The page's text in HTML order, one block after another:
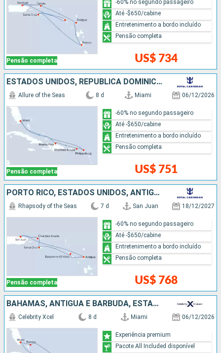
Pensão completa US$ 734
-60% no segundo passageiro
Até -$650/cabine
Entretenimento a bordo incluído
Pensão completa
ESTADOS UNIDOS, REPUBLICA DOMINICANA
Pensão completa
Allure of the Seas 8 d Miami 06/12/2026
US$ 751
-60% no segundo passageiro
Até -$650/cabine
Entretenimento a bordo incluído
Pensão completa
PORTO RICO, ESTADOS UNIDOS, ANTIGUA E BARBUDA
Pensão completa
Rhapsody of the Seas 7 d San Juan 18/12/2027
US$ 768
-60% no segundo passageiro
Até -$650/cabine
Entretenimento a bordo incluído
Pensão completa
BAHAMAS, ANTIGUA E BARBUDA, ESTADOS UNIDOS
Celebrity Xcel 8 d Miami 06/12/2026
Experiência premium
Pacote All Included disponível